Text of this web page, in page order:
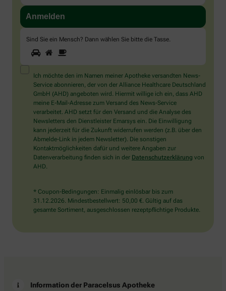
Sind Sie ein Mensch? Dann wählen Sie bitte die Tasse.
Sind
Sie
ein
Mensch?
Dann
wählen
Sie
bitte
die
Tasse.
1 2
Ich möchte den im Namen meiner Apotheke versandten News-
Service abonnieren, der von der Alliance Healthcare Deutschland
GmbH (AHD) angeboten wird. Hiermit willige ich ein, dass AHD
meine E-Mail-Adresse zum Versand des News-Service
verarbeitet. AHD setzt für den Versand und die Analyse des
Newsletters den Dienstleister Emarsys ein. Die Einwilligung
kann jederzeit für die Zukunft widerrufen werden (z.B. über den
Abmelde-Link in jedem Newsletter). Die sonstigen
Kontaktmöglichkeiten dafür und weitere Angaben zur
Datenverarbeitung finden sich in der Datenschutzerklärung von
AHD.
* Coupon-Bedingungen: Einmalig einlösbar bis zum
31.12.2026. Mindestbestellwert: 50,00 €. Gültig auf das
gesamte Sortiment, ausgeschlossen rezeptpflichtige Produkte.
Information der Paracelsus Apotheke